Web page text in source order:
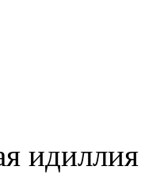
идиллия